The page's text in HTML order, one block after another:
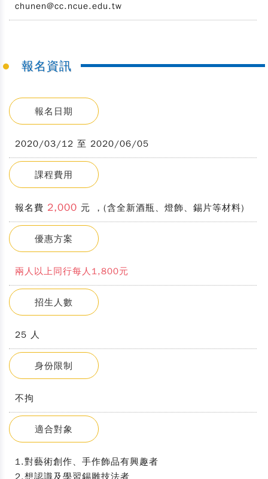
chunen@cc.ncue.edu.tw
報名資訊
報名日期
2020/03/12 至 2020/06/05
課程費用
報名費 2,000 元 ，(含全新酒瓶、燈飾、錫片等材料)
優惠方案
兩人以上同行每人1,800元
招生人數
25 人
身份限制
不拘
適合對象
1.對藝術創作、手作飾品有興趣者
2.想認識及學習錫雕技法者